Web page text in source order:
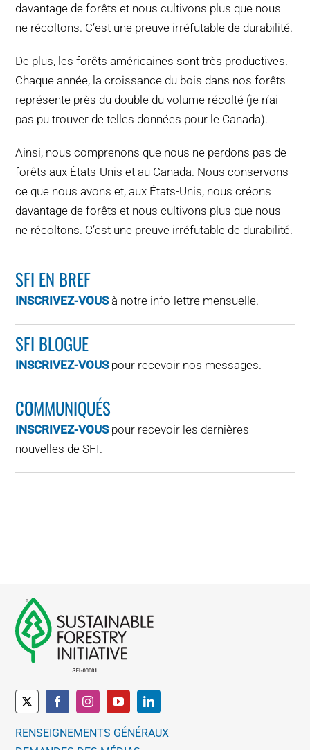
davantage de forêts et nous cultivons plus que nous
ne récoltons. C’est une preuve irréfutable de durabilité.
De plus, les forêts américaines sont très productives.
Chaque année, la croissance du bois dans nos forêts
représente près du double du volume récolté (je n’ai
pas pu trouver de telles données pour le Canada).
Ainsi, nous comprenons que nous ne perdons pas de
forêts aux États-Unis et au Canada. Nous conservons
ce que nous avons et, aux États-Unis, nous créons
davantage de forêts et nous cultivons plus que nous
ne récoltons. C’est une preuve irréfutable de durabilité.
SFI EN BREF
INSCRIVEZ-VOUSà notre info-lettre mensuelle.
SFI BLOGUE
INSCRIVEZ-VOUSpour recevoir nos messages.
COMMUNIQUÉS
INSCRIVEZ-VOUSpour recevoir les dernières
nouvelles de SFI.
RENSEIGNEMENTS GÉNÉRAUX